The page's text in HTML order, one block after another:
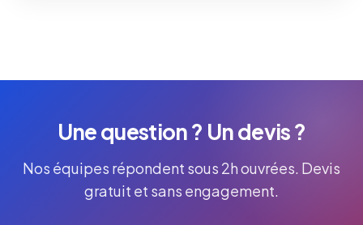
Une question ? Un devis ?
Nos équipes répondent sous 2h ouvrées. Devis
gratuit et sans engagement.